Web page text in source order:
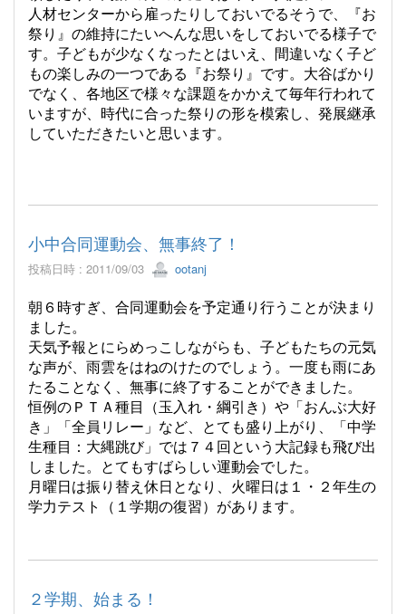
人材センターから雇ったりしておいでるそうで、『お
祭り』の維持にたいへんな思いをしておいでる様子で
す。子どもが少なくなったとはいえ、間違いなく子ど
もの楽しみの一つである『お祭り』です。大谷ばかり
でなく、各地区で様々な課題をかかえて毎年行われて
いますが、時代に合った祭りの形を模索し、発展継承
していただきたいと思います。
小中合同運動会、無事終了！
投稿日時 : 2011/09/03 ootanj
朝６時すぎ、合同運動会を予定通り行うことが決まり
ました。
天気予報とにらめっこしながらも、子どもたちの元気
な声が、雨雲をはねのけたのでしょう。一度も雨にあ
たることなく、無事に終了することができました。
恒例のＰＴＡ種目（玉入れ・綱引き）や「おんぶ大好
き」「全員リレー」など、とても盛り上がり、「中学
生種目：大縄跳び」では７４回という大記録も飛び出
しました。とてもすばらしい運動会でした。
月曜日は振り替え休日となり、火曜日は１・２年生の
学力テスト（１学期の復習）があります。
２学期、始まる！